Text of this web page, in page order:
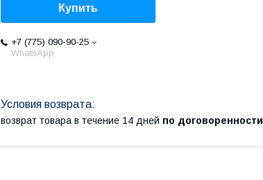
Купить
+7 (775) 090-90-25
WhatsApp
возврат товара в течение 14 дней по договоренности